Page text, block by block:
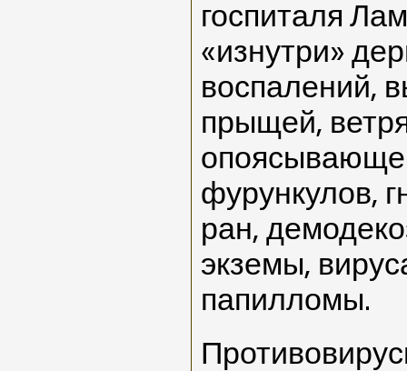
госпиталя
«изнутри»
воспалений,
прыщей,
фурункулов,
ран,
экземы,
папилломы.